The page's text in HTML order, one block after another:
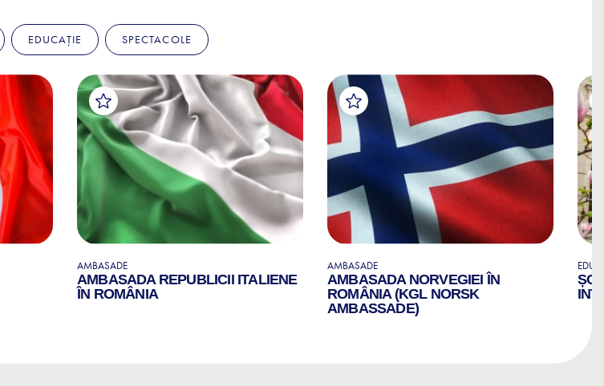
EDUCAȚIE SPECTACOLE
AMBASADE
AMBASADA REPUBLICII ITALIENE
ÎN ROMÂNIA
AMBASADE
AMBASADA NORVEGIEI ÎN
ROMÂNIA (KGL NORSK
AMBASSADE)